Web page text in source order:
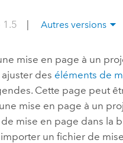
1.5 Autres versions
mise en page à un
des éléments de
Cette page peut
mise en page à un
mise en page dans la
un fichier de